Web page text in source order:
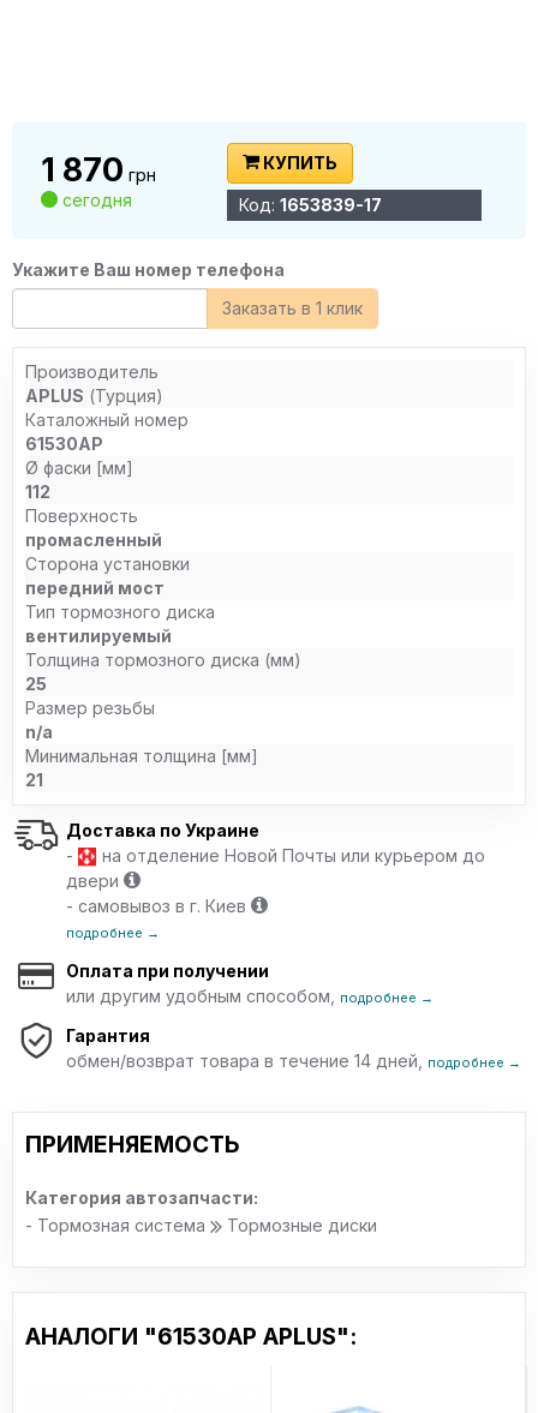
1 870 грн
сегодня
КУПИТЬ
Код: 1653839-17
Укажите Ваш номер телефона
Заказать в 1 клик
Производитель
APLUS (Турция)
Каталожный номер
61530AP
Ø фаски [мм]
112
Поверхность
промасленный
Сторона установки
передний мост
Тип тормозного диска
вентилируемый
Толщина тормозного диска (мм)
25
Размер резьбы
n/a
Минимальная толщина [мм]
21
Доставка по Украине
-
на отделение Новой Почты или курьером до
двери
- самовывоз в г. Киев
подробнее →
Оплата при получении
или другим удобным способом,
подробнее →
Гарантия
обмен/возврат товара в течение 14 дней,
подробнее →
ПРИМЕНЯЕМОСТЬ
Категория автозапчасти:
- Тормозная система
Тормозные диски
АНАЛОГИ "61530AP APLUS":